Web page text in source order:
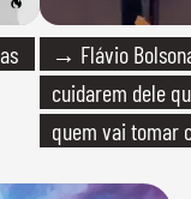
→ Flávio
cuidarem dele
quem vai tomar